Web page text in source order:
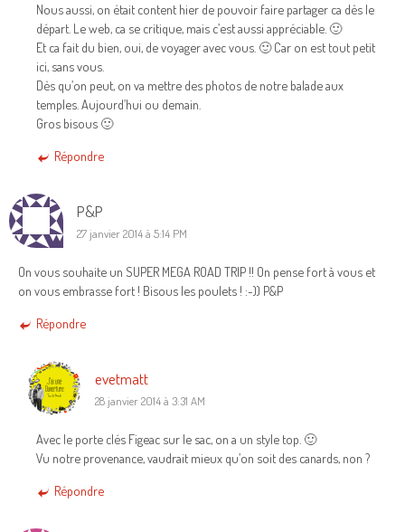
Nous aussi, on était content hier de pouvoir faire partager ca dès le
départ. Le web, ca se critique, mais c’est aussi appréciable. 🙂
Et ca fait du bien, oui, de voyager avec vous. 🙂 Car on est tout petit
ici, sans vous.
Dès qu’on peut, on va mettre des photos de notre balade aux
temples. Aujourd’hui ou demain.
Gros bisous 🙂
Répondre
P&P
27 janvier 2014 à 5:14 PM
On vous souhaite un SUPER MEGA ROAD TRIP !! On pense fort à vous et
on vous embrasse fort ! Bisous les poulets ! :-)) P&P
Répondre
evetmatt
28 janvier 2014 à 3:31 AM
Avec le porte clés Figeac sur le sac, on a un style top. 🙂
Vu notre provenance, vaudrait mieux qu’on soit des canards, non ?
Répondre